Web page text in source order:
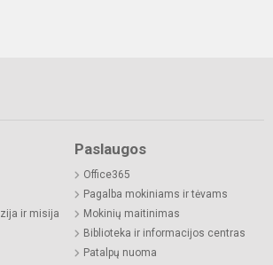
ir misija
Paslaugos
Office365
Pagalba mokiniams ir tėvams
Mokinių maitinimas
Biblioteka ir informacijos centras
Patalpų nuoma